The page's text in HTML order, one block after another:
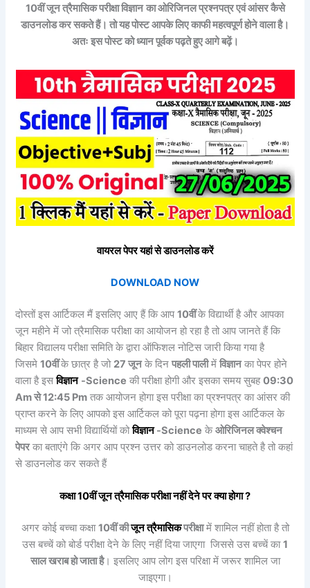
10वीं जून त्रैमासिक परीक्षा विज्ञान का ओरिजिनल प्रश्नपत्र एवं आंसर कैसे
डाउनलोड कर सकते हैं। तो यह पोस्ट आपके लिए काफी महत्वपूर्ण होने वाला है।
अतः इस पोस्ट को ध्यान पूर्वक पढ़ते हुए आगे बढ़ें।
वायरल पेपर यहां से डाउनलोड करें
DOWNLOAD NOW
दोस्तों इस आर्टिकल मैं इसलिए आए हैं कि आप10वींके विद्यार्थी है और आपका
जून महीने में जो त्रैमासिक परीक्षा का आयोजन हो रहा है तो आप जानते हैं कि
बिहार विद्यालय परीक्षा समिति के द्वारा ऑफिशल नोटिस जारी किया गया है
जिसमे10वींके छात्र है जो 27जूनके दिनपहली पालीमेंविज्ञानका पेपर होने
वाला है इसविज्ञान -Science की परीक्षा होगी और इसका समय सुबह09:30
Am से 12:45 Pm तक आयोजन होगा इस परीक्षा का प्रश्नपत्र का आंसर की
प्राप्त करने के लिए आपको इस आर्टिकल को पूरा पढ़ना होगा इस आर्टिकल के
माध्यम से आप सभी विद्यार्थियों कोविज्ञान-Science केओरिजिनल क्वेश्चन
पेपरका बताएंगे कि अगर आप प्रश्न उत्तर को डाउनलोड करना चाहते है तो कहां
से डाउनलोड कर सकते हैं
कक्षा 10वींजून त्रैमासिकपरीक्षा नहीं देने पर क्या होगा ?
अगर कोई बच्चा कक्षा10वीं कीजून त्रैमासिकपरीक्षामें शामिल नहीं होता है तो
उस बच्चें को बोर्ड परीक्षा देने के लिए नहीं दिया जाएगा जिससे उस बच्चें का1
साल खराब हो जाता है। इसलिए आप लोग इस परिक्षा में जरूर शामिल जा
जाइएगा।